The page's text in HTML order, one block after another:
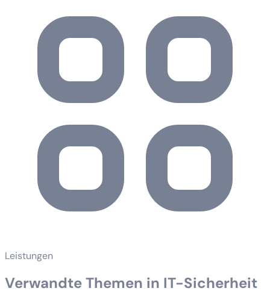
Leistungen
Verwandte Themen in IT-Sicherheit